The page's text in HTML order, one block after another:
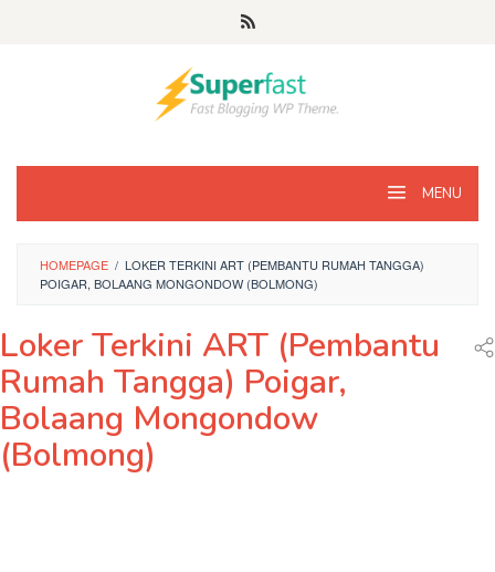
MENU
HOMEPAGE / LOKER TERKINI ART (PEMBANTU RUMAH TANGGA)
POIGAR, BOLAANG MONGONDOW (BOLMONG)
Loker Terkini ART (Pembantu
Rumah Tangga) Poigar,
Bolaang Mongondow
(Bolmong)